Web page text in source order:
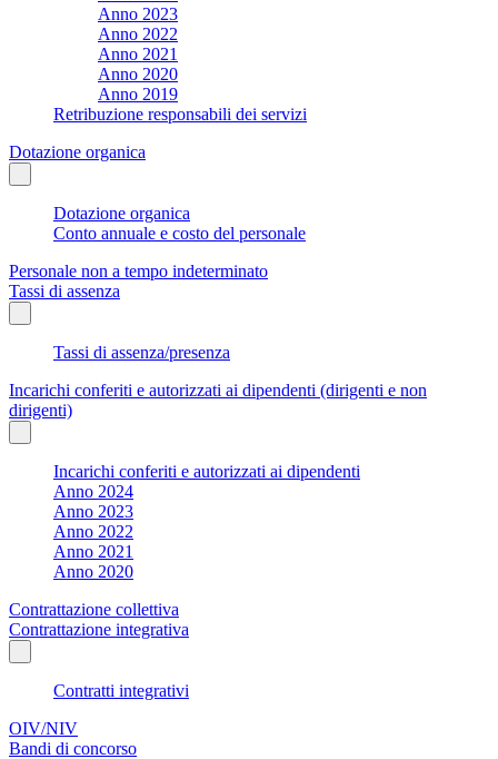
Anno 2023
Anno 2022
Anno 2021
Anno 2020
Anno 2019
Retribuzione responsabili dei servizi
Dotazione organica
Dotazione organica
Conto annuale e costo del personale
Personale non a tempo indeterminato
Tassi di assenza
Tassi di assenza/presenza
Incarichi conferiti e autorizzati ai dipendenti (dirigenti e non
dirigenti)
Incarichi conferiti e autorizzati ai dipendenti
Anno 2024
Anno 2023
Anno 2022
Anno 2021
Anno 2020
Contrattazione collettiva
Contrattazione integrativa
Contratti integrativi
OIV/NIV
Bandi di concorso